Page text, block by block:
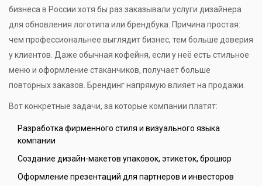
бизнеса в России хотя бы раз заказывали услуги дизайнера
для обновления логотипа или брендбука. Причина простая:
чем профессиональнее выглядит бизнес, тем больше доверия
у клиентов. Даже обычная кофейня, если у неё есть стильное
меню и оформление стаканчиков, получает больше
повторных заказов. Брендинг напрямую влияет на продажи.
Вот конкретные задачи, за которые компании платят:
Разработка фирменного стиля и визуального языка
компании
Создание дизайн-макетов упаковок, этикеток, брошюр
Оформление презентаций для партнеров и инвесторов